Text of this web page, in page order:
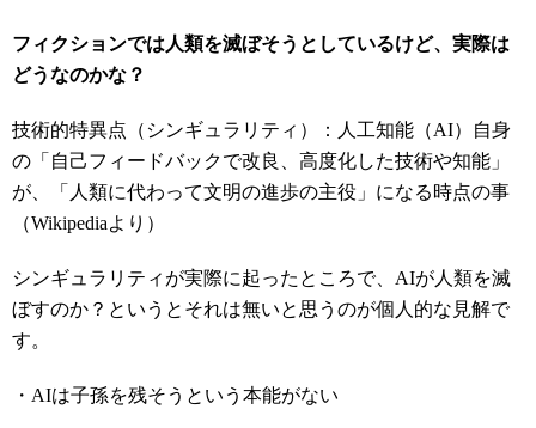
フィクションでは人類を滅ぼそうとしているけど、実際は
どうなのかな？
技術的特異点（シンギュラリティ）：人工知能（AI）自身
の「自己フィードバックで改良、高度化した技術や知能」
が、「人類に代わって文明の進歩の主役」になる時点の事
（Wikipediaより）
シンギュラリティが実際に起ったところで、AIが人類を滅
ぼすのか？というとそれは無いと思うのが個人的な見解で
す。
・AIは子孫を残そうという本能がない